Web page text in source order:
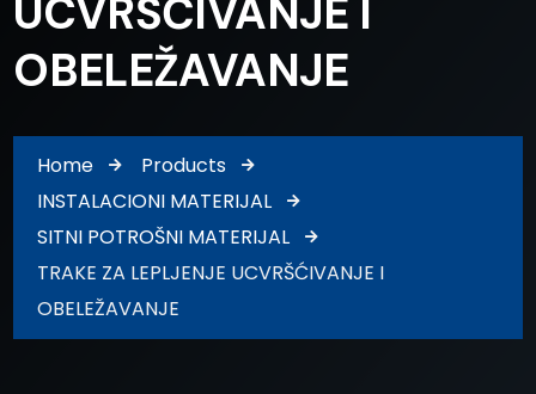
UCVRŠĆIVANJE I
OBELEŽAVANJE
Home
Products
INSTALACIONI MATERIJAL
SITNI POTROŠNI MATERIJAL
TRAKE ZA LEPLJENJE UCVRŠĆIVANJE I
OBELEŽAVANJE